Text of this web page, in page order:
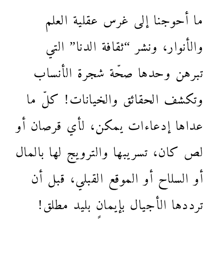
ما أحوجنا إلى غرس عقلية العلم
والأنوار، ونشر “ثقافة الدنا” التي
تبرهن وحدها صحّة شجرة الأنساب
وتكشف الحقائق والخيانات! كلّ ما
عداها إدعاءات يمكن، لأي قرصان أو
لص كان، تسريبها والترويج لها بالمال
أو السلاح أو الموقع القبلي، قبل أن
ترددها الأجيال بإيمانٍ بليد مطلق!